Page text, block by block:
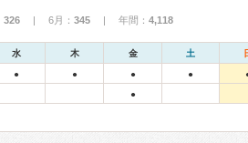
326 | 6月： 345 | 年間： 4,118
水 木 金 土
● ● ● ●
●